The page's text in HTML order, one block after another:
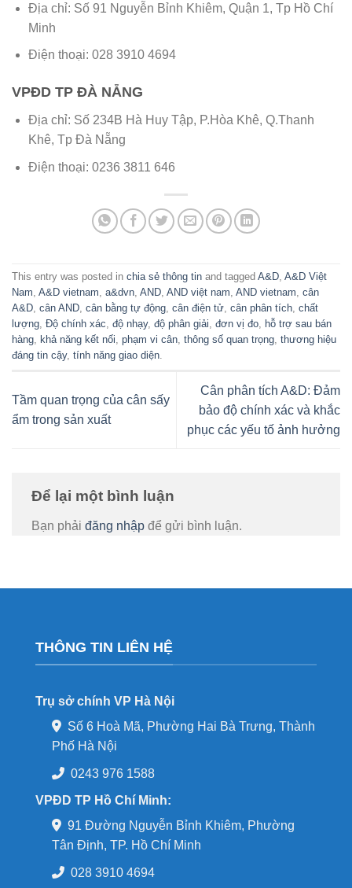
Địa chỉ: Số 91 Nguyễn Bỉnh Khiêm, Quận 1, Tp Hồ Chí
Minh
Điện thoại: 028 3910 4694
VPĐD TP ĐÀ NẴNG
Địa chỉ: Số 234B Hà Huy Tập, P.Hòa Khê, Q.Thanh
Khê, Tp Đà Nẵng
Điện thoại: 0236 3811 646
This entry was posted in chia sẻ thông tin and tagged A&D, A&D Việt
Nam, A&D vietnam, a&dvn, AND, AND việt nam, AND vietnam, cân
A&D, cân AND, cân bằng tự động, cân điện tử, cân phân tích, chất
lượng, Độ chính xác, độ nhạy, độ phân giải, đơn vị đo, hỗ trợ sau bán
hàng, khả năng kết nối, phạm vi cân, thông số quan trọng, thương hiệu
đáng tin cậy, tính năng giao diện.
Tầm quan trọng của cân sấy
ẩm trong sản xuất
Cân phân tích A&D: Đảm
bảo độ chính xác và khắc
phục các yếu tố ảnh hưởng
Để lại một bình luận
Bạn phải đăng nhập để gửi bình luận.
THÔNG TIN LIÊN HỆ
Trụ sở chính VP Hà Nội
Số 6 Hoà Mã, Phường Hai Bà Trưng, Thành
Phố Hà Nội
0243 976 1588
VPĐD TP Hồ Chí Minh:
91 Đường Nguyễn Bỉnh Khiêm, Phường
Tân Định, TP. Hồ Chí Minh
028 3910 4694